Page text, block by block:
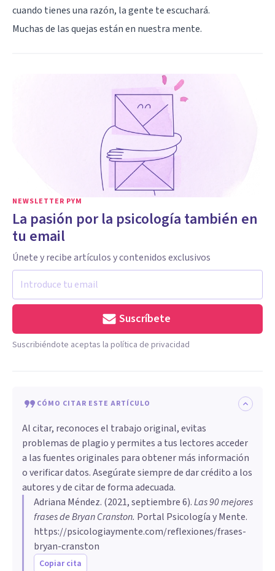
cuando tienes una razón, la gente te escuchará.
Muchas de las quejas están en nuestra mente.
NEWSLETTER PYM
La pasión por la psicología también en
tu email
Únete y recibe artículos y contenidos exclusivos
Suscríbete
Suscribiéndote aceptas la política de privacidad
CÓMO CITAR ESTE ARTÍCULO
Al citar, reconoces el trabajo original, evitas
problemas de plagio y permites a tus lectores acceder
a las fuentes originales para obtener más información
o verificar datos. Asegúrate siempre de dar crédito a los
autores y de citar de forma adecuada.
Adriana Méndez. (2021, septiembre 6).Las 90 mejores
frases de Bryan Cranston. Portal Psicología y Mente.
https://psicologiaymente.com/reflexiones/frases-
bryan-cranston
Copiar cita